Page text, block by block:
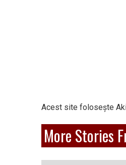
Acest site folosește
More Stories